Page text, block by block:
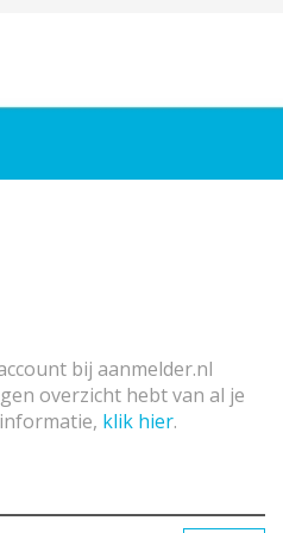
bij aanmelder.nl
overzicht hebt van al je
klik hier.